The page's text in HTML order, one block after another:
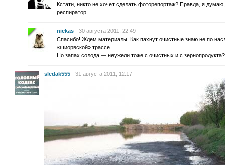
Кстати, никто не хочет сделать фоторепортаж? Правда, я
респиратор.
nickas
30 августа 2011, 22:49
Спасибо! Ждем материалы. Как пахнут очистные знаю не по
«шиорвской» трассе.
Но запах солода — неужели тоже с очистных и с зернопродукта?
sledak555 31 августа 2011, 12:17